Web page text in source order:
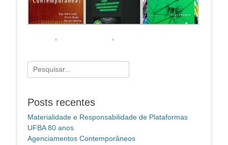
Pesquisar
por:
Posts recentes
Materialidade e Responsabilidade de Plataformas
UFBA 80 anos
Agenciamentos Contemporâneos